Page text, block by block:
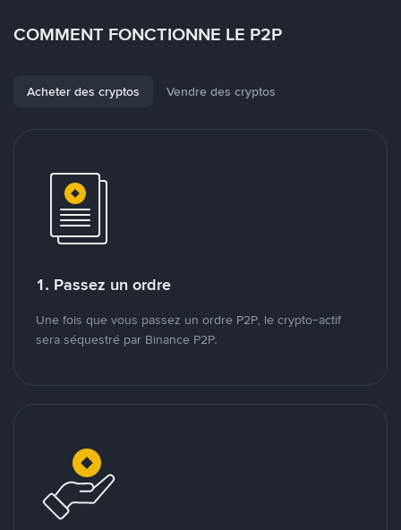
COMMENT FONCTIONNE LE P2P
Acheter des cryptos Vendre des cryptos
1. Passez un ordre
Une fois que vous passez un ordre P2P, le crypto-actif
sera séquestré par Binance P2P.